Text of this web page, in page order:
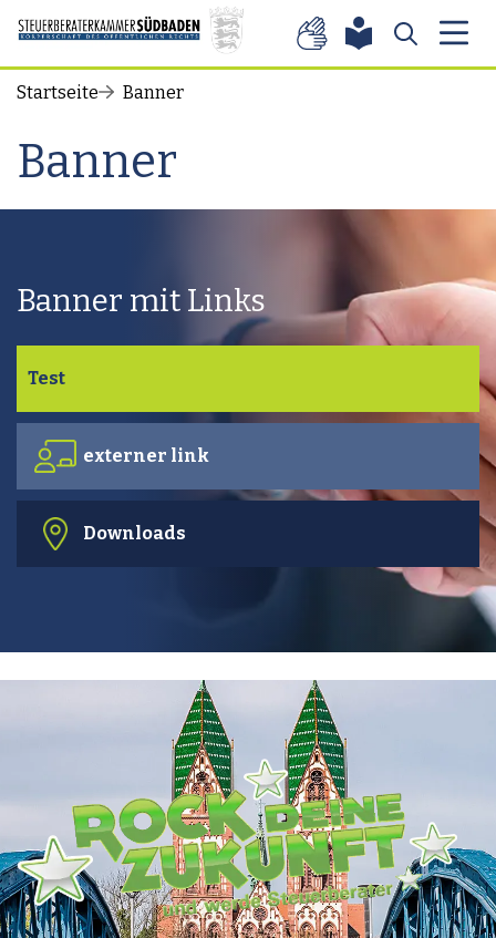
Zum Inhalt springen
Startseite Banner
Banner
Banner mit Links
Test
externer link
Downloads